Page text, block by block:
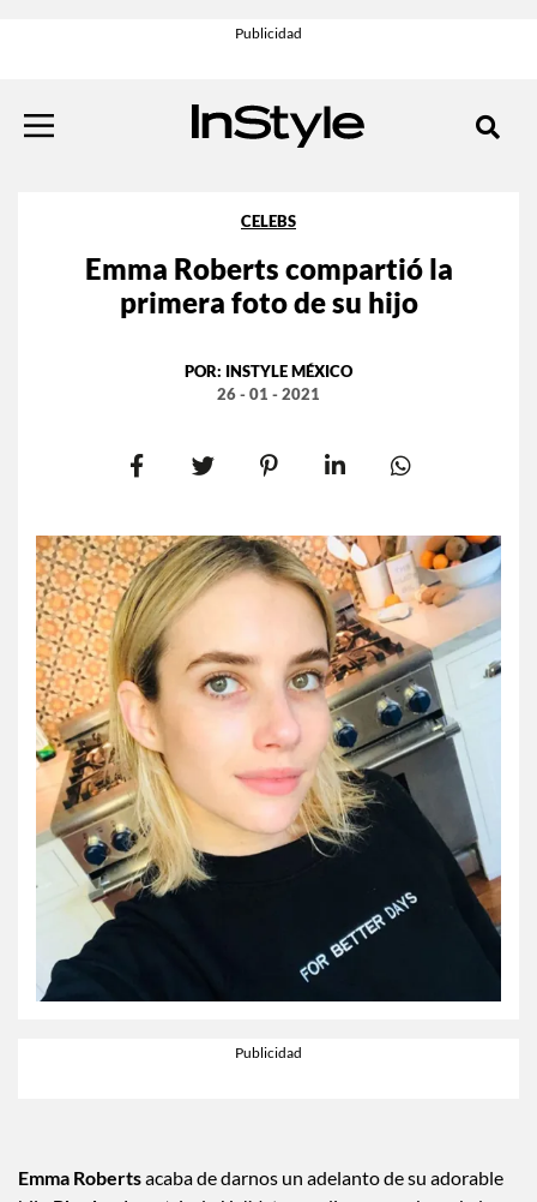
CELEBS
Emma Roberts compartió la
primera foto de su hijo
POR: INSTYLE MÉXICO
26 - 01 - 2021
Emma Robertsacaba de darnos un adelanto de su adorable